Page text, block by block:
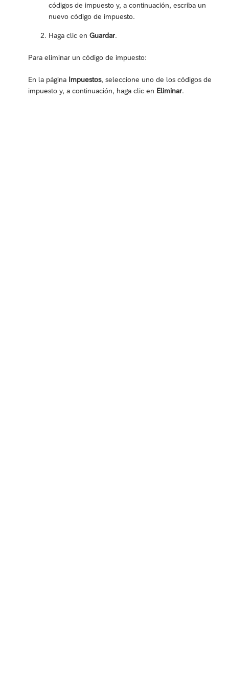
códigos de impuesto y, a continuación, escriba un
nuevo código de impuesto.
Haga clic en Guardar.
Para eliminar un código de impuesto:
En la página Impuestos, seleccione uno de los códigos de
impuesto y, a continuación, haga clic en Eliminar.